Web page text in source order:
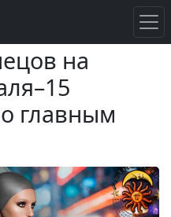
на
главным